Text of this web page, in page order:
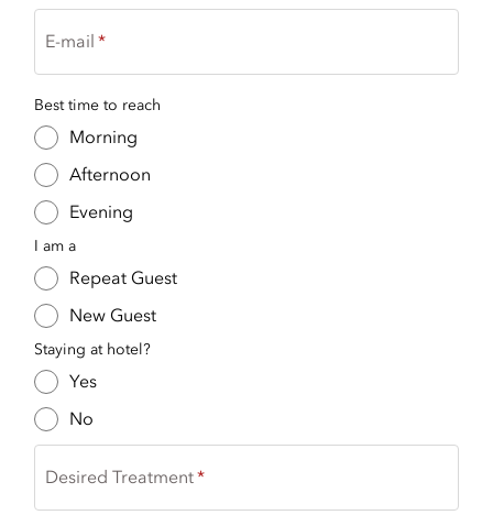
E-mail
Best time to reach
Morning
Afternoon
Evening
I am a
Repeat Guest
New Guest
Staying at hotel?
Yes
No
Desired Treatment